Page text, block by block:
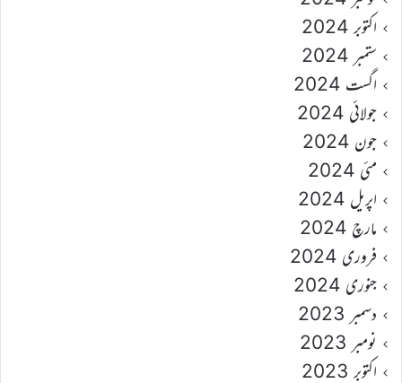
اکتوبر 2024
ستمبر 2024
اگست 2024
جولائی 2024
جون 2024
مئی 2024
اپریل 2024
مارچ 2024
فروری 2024
جنوری 2024
دسمبر 2023
نومبر 2023
اکتوبر 2023